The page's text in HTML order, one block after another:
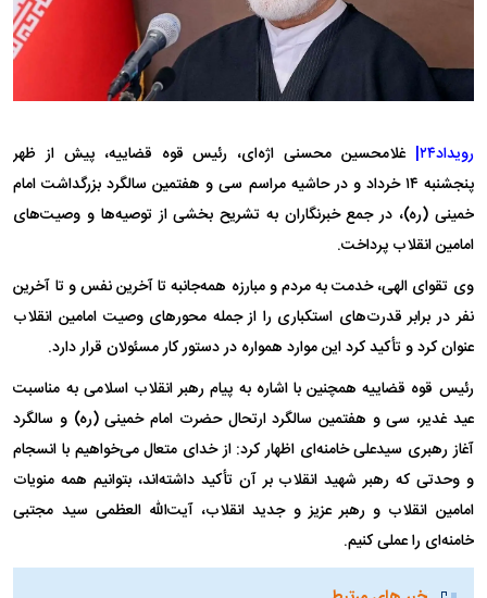
رویداد۲۴|
غلامحسین محسنی اژه‌ای، رئیس قوه قضاییه، پیش از ظهر
پنجشنبه ۱۴ خرداد و در حاشیه مراسم سی و هفتمین سالگرد بزرگداشت امام
خمینی (ره)، در جمع خبرنگاران به تشریح بخشی از توصیه‌ها و وصیت‌های
امامین انقلاب پرداخت.
وی تقوای الهی، خدمت به مردم و مبارزه همه‌جانبه تا آخرین نفس و تا آخرین
نفر در برابر قدرت‌های استکباری را از جمله محور‌های وصیت امامین انقلاب
عنوان کرد و تأکید کرد این موارد همواره در دستور کار مسئولان قرار دارد.
رئیس قوه قضاییه همچنین با اشاره به پیام رهبر انقلاب اسلامی به مناسبت
عید غدیر، سی و هفتمین سالگرد ارتحال حضرت امام خمینی (ره) و سالگرد
آغاز رهبری سیدعلی خامنه‌ای اظهار کرد: از خدای متعال می‌خواهیم با انسجام
و وحدتی که رهبر شهید انقلاب بر آن تأکید داشته‌اند، بتوانیم همه منویات
امامین انقلاب و رهبر عزیز و جدید انقلاب، آیت‌الله العظمی سید مجتبی
خامنه‌ای را عملی کنیم.